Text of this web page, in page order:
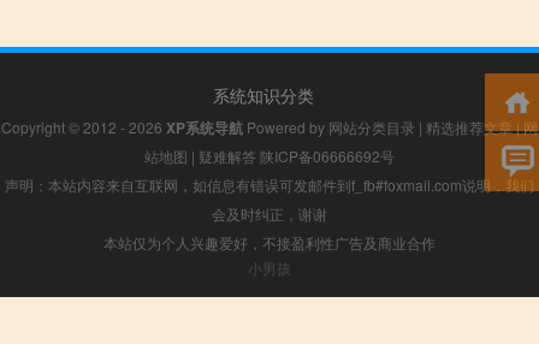
系统知识分类
Copyright © 2012 - 2026 XP系统导航 Powered by 网站分类目录 | 精选推荐文章|网
站地图 | 疑难解答 陕ICP备06666692号
声明：本站内容来自互联网，如信息有错误可发邮件到f_fb#foxmail.com说明，我们
会及时纠正，谢谢
本站仅为个人兴趣爱好，不接盈利性广告及商业合作
小男孩